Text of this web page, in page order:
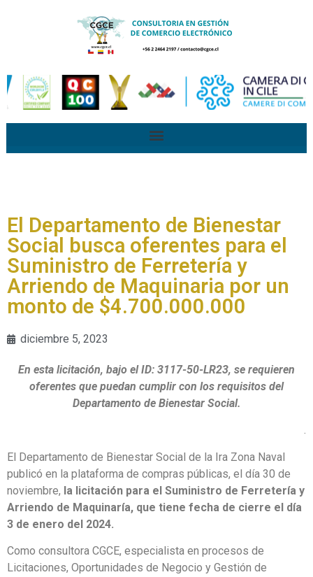
El Departamento de Bienestar
Social busca oferentes para el
Suministro de Ferretería y
Arriendo de Maquinaria por un
monto de $4.700.000.000
diciembre 5, 2023
En esta licitación, bajo el ID: 3117-50-LR23, se requieren
oferentes que puedan cumplir con los requisitos del
Departamento de Bienestar Social.
.
El Departamento de Bienestar Social de la Ira Zona Naval
publicó en la plataforma de compras públicas, el día 30 de
noviembre, la licitación para el Suministro de Ferretería y
Arriendo de Maquinaría, que tiene fecha de cierre el día
3 de enero del 2024.
Como consultora CGCE, especialista en procesos de
Licitaciones, Oportunidades de Negocio y Gestión de